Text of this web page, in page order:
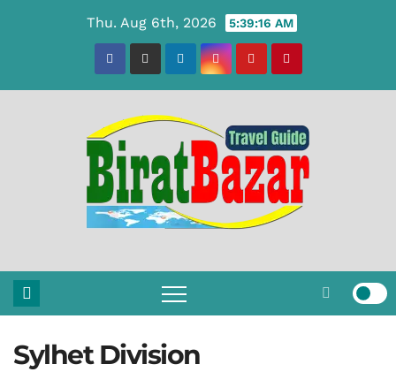
Thu. Aug 6th, 2026 5:39:17 AM
Sylhet Division